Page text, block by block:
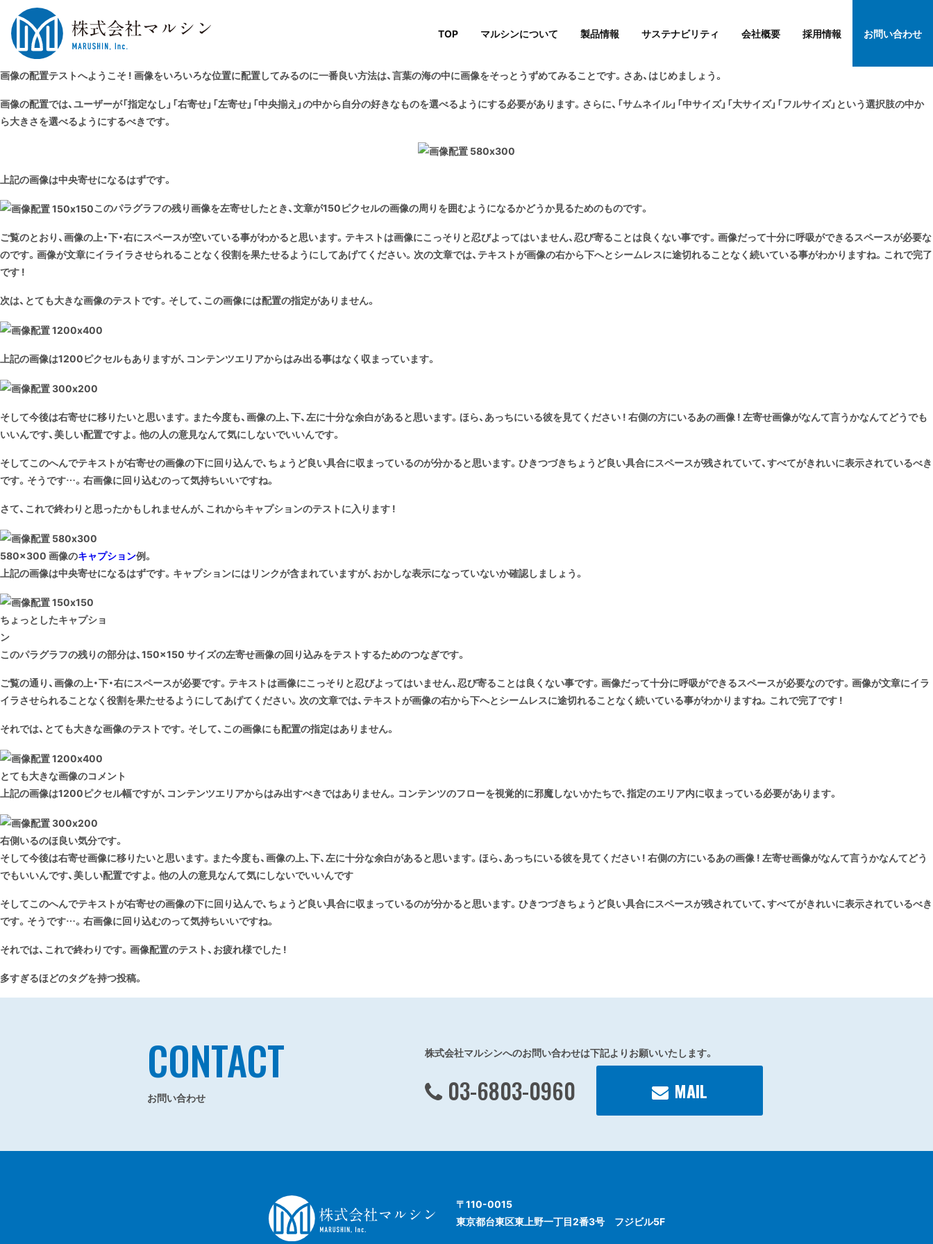
TOP マルシンについて 製品情報 サステナビリティ 会社概要 採用情報 お問い合わせ
画像の配置テストへようこそ ! 画像をいろいろな位置に配置してみるのに一番良い方法は、言葉の海の中に画像をそっとうずめてみることです。さあ、はじめましょう。
画像の配置では、ユーザーが「指定なし」「右寄せ」「左寄せ」「中央揃え」の中から自分の好きなものを選べるようにする必要があります。さらに、「サムネイル」「中サイズ」「大サイズ」「フルサイズ」という選択肢の中か
ら大きさを選べるようにするべきです。
上記の画像は中央寄せになるはずです。
このパラグラフの残り画像を左寄せしたとき、文章が150ピクセルの画像の周りを囲むようになるかどうか見るためのものです。
ご覧のとおり、画像の上・下・右にスペースが空いている事がわかると思います。テキストは画像にこっそりと忍びよってはいません、忍び寄ることは良くない事です。画像だって十分に呼吸ができるスペースが必要な
のです。画像が文章にイライラさせられることなく役割を果たせるようにしてあげてください。次の文章では、テキストが画像の右から下へとシームレスに途切れることなく続いている事がわかりますね。これで完了
です !
次は、 とても大きな画像のテストです。そして、この画像には配置の指定がありません。
上記の画像は1200ピクセルもありますが、コンテンツエリアからはみ出る事はなく収まっています。
そして今後は右寄せに移りたいと思います。また今度も、画像の上、下、左に十分な余白があると思います。ほら、あっちにいる彼を見てください ! 右側の方にいるあの画像 ! 左寄せ画像がなんて言うかなんてどうでも
いいんです、美しい配置ですよ。他の人の意見なんて気にしないでいいんです。
そしてこのへんでテキストが右寄せの画像の下に回り込んで、ちょうど良い具合に収まっているのが分かると思います。ひきつづきちょうど良い具合にスペースが残されていて、すべてがきれいに表示されているべき
です。そうです…。右画像に回り込むのって気持ちいいですね。
さて、これで終わりと思ったかもしれませんが、これからキャプションのテストに入ります !
580×300 画像のキャプション例。
上記の画像は中央寄せになるはずです。キャプションにはリンクが含まれていますが、おかしな表示になっていないか確認しましょう。
ちょっとしたキャプショ
ン
このパラグラフの残りの部分は、150×150 サイズの左寄せ画像の回り込みをテストするためのつなぎです。
ご覧の通り、画像の上・下・右にスペースが必要です。テキストは画像にこっそりと忍びよってはいません、忍び寄ることは良くない事です。画像だって十分に呼吸ができるスペースが必要なのです。画像が文章にイラ
イラさせられることなく役割を果たせるようにしてあげてください。次の文章では、テキストが画像の右から下へとシームレスに途切れることなく続いている事がわかりますね。これで完了です !
それでは、 とても大きな画像のテストです。そして、この画像にも配置の指定はありません。
とても大きな画像のコメント
上記の画像は1200ピクセル幅ですが、コンテンツエリアからはみ出すべきではありません。コンテンツのフローを視覚的に邪魔しないかたちで、指定のエリア内に収まっている必要があります。
右側いるのほ良い気分です。
そして今後は右寄せ画像に移りたいと思います。また今度も、画像の上、下、左に十分な余白があると思います。ほら、あっちにいる彼を見てください ! 右側の方にいるあの画像 ! 左寄せ画像がなんて言うかなんてどう
でもいいんです、美しい配置ですよ。他の人の意見なんて気にしないでいいんです
そしてこのへんでテキストが右寄せの画像の下に回り込んで、ちょうど良い具合に収まっているのが分かると思います。ひきつづきちょうど良い具合にスペースが残されていて、すべてがきれいに表示されているべき
です。そうです…。右画像に回り込むのって気持ちいいですね。
それでは、これで終わりです。画像配置のテスト、お疲れ様でした !
多すぎるほどのタグを持つ投稿。
CONTACT
お問い合わせ
株式会社マルシンへのお問い合わせは下記よりお願いいたします。
03-6803-0960 MAIL
〒110-0015
東京都台東区東上野一丁目2番3号 フジビル5F